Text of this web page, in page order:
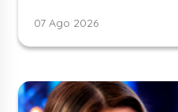
07 Ago 2026